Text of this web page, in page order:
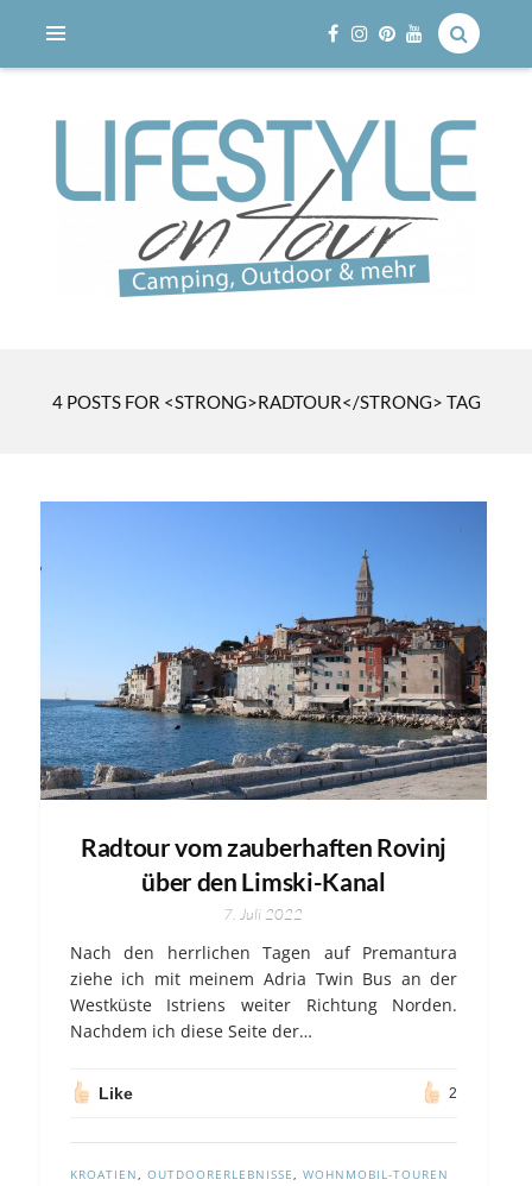
4 POSTS FOR <STRONG>RADTOUR</STRONG> TAG
Radtour vom zauberhaften Rovinj
über den Limski-Kanal
7. Juli 2022
Nach den herrlichen Tagen auf Premantura
ziehe ich mit meinem Adria Twin Bus an der
Westküste Istriens weiter Richtung Norden.
Nachdem ich diese Seite der…
Like 2
KROATIEN, OUTDOORERLEBNISSE, WOHNMOBIL-TOUREN